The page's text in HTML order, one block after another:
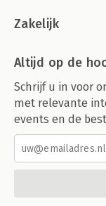
Zakelijk
Altijd op de
Schrijf u in voor
met relevante
events en de